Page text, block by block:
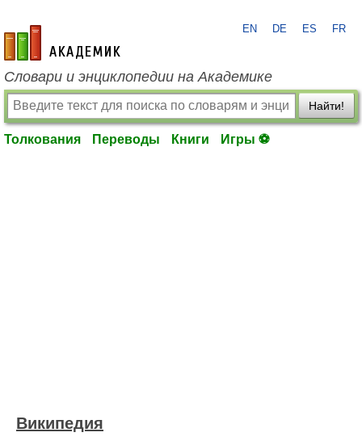
academic.ru
EN DE ES FR
Словари и энциклопедии на Академике
Найти!
Толкования Переводы Книги Игры ⚽
Википедия